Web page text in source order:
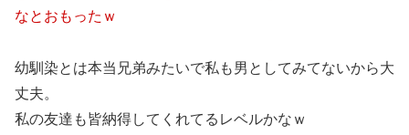
なとおもったｗ
幼馴染とは本当兄弟みたいで私も男としてみてないから大
丈夫。
私の友達も皆納得してくれてるレベルかなｗ